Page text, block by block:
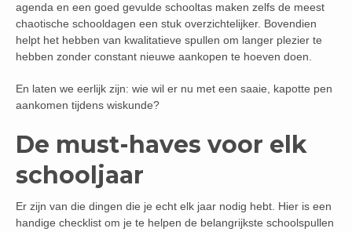
agenda en een goed gevulde schooltas maken zelfs de meest
chaotische schooldagen een stuk overzichtelijker. Bovendien
helpt het hebben van kwalitatieve spullen om langer plezier te
hebben zonder constant nieuwe aankopen te hoeven doen.
En laten we eerlijk zijn: wie wil er nu met een saaie, kapotte pen
aankomen tijdens wiskunde?
De must-haves voor elk
schooljaar
Er zijn van die dingen die je echt elk jaar nodig hebt. Hier is een
handige checklist om je te helpen de belangrijkste schoolspullen